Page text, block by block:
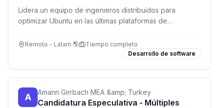
Lidera un equipo de ingenieros distribuidos para
optimizar Ubuntu en las últimas plataformas de
en un rol desafiante y de alto impacto.
Remoto - Latam 🌎
Tiempo completo
Desarrollo de software
A Amann Girrbach MEA &amp; Turkey
Candidatura Especulativa - Múltiples